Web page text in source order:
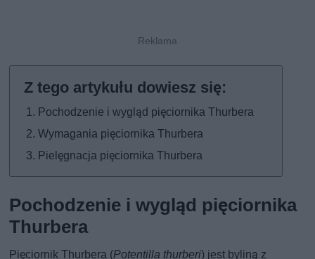
Pochodzenie i wygląd pięciornika Thurbera
Wymagania pięciornika Thurbera
Pielęgnacja pięciornika Thurbera
Pochodzenie i wygląd pięciornika
Thurbera
Pięciornik Thurbera (Potentilla thurberi) jest byliną z